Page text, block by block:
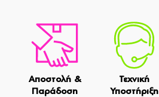
Αποστολή &
Παράδοση
Τεχνική
Υποστήριξη